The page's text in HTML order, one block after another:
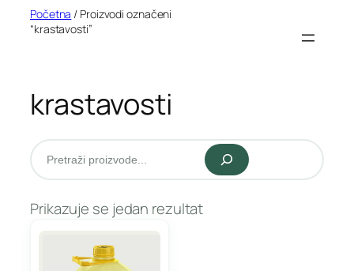
Početna / Proizvodi označeni
“krastavosti”
krastavosti
Pretraži
Prikazuje se jedan rezultat